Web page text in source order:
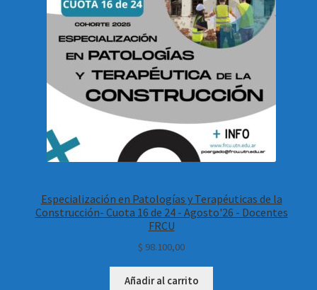
Especialización en Patologías y Terapéuticas de la
Construcción- Cuota 16 de 24 - Agosto'26 - Docentes
FRCU
$ 98.100,00
Añadir al carrito